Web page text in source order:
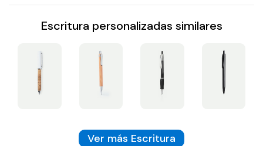
Escritura personalizadas similares
Ver más Escritura